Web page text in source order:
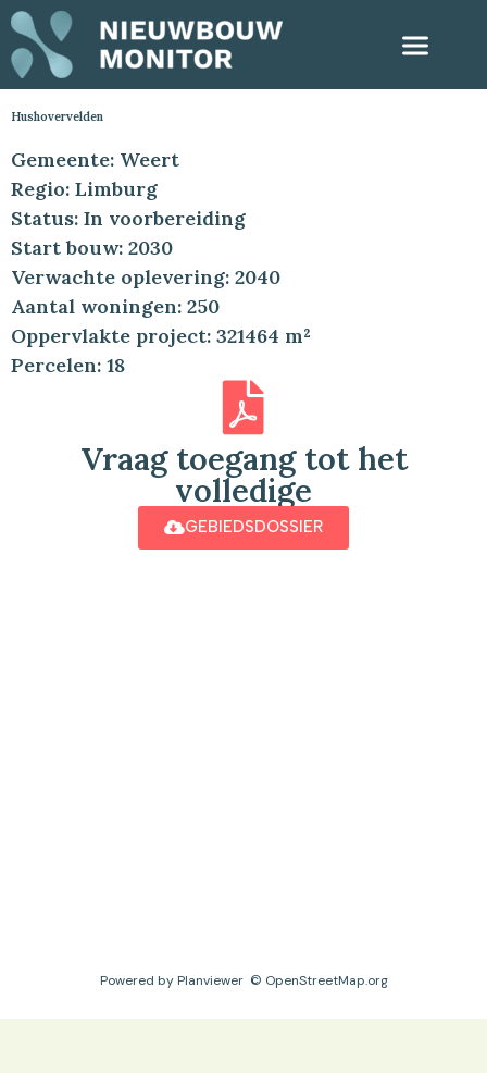
Hushovervelden
Gemeente: Weert
Regio: Limburg
Status: In voorbereiding
Start bouw: 2030
Verwachte oplevering: 2040
Aantal woningen: 250
Oppervlakte project: 321464 m²
Percelen: 18
Vraag toegang tot het
volledige
GEBIEDSDOSSIER
Powered by Planviewer© OpenStreetMap.org